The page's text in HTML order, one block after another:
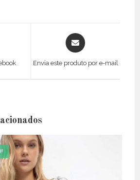
Opens
in
Envia este produto por e-mail